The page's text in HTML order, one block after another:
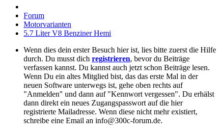
Forum
Motorvarianten
5.7 Liter V8 Benziner Hemi
Wenn dies dein erster Besuch hier ist, lies bitte zuerst die Hilfe
durch. Du musst dich registrieren, bevor du Beiträge
verfassen kannst. Du kannst auch jetzt schon Beiträge lesen.
Wenn Du ein altes Mitglied bist, das das erste Mal in der
neuen Software unterwegs ist, gehe oben rechts auf
"Anmelden" und dann auf "Kennwort vergessen". Du erhälst
dann direkt ein neues Zugangspasswort auf die hier
registrierte Mailadresse. Wenn diese nicht mehr existiert,
schreibe eine Email an info@300c-forum.de.